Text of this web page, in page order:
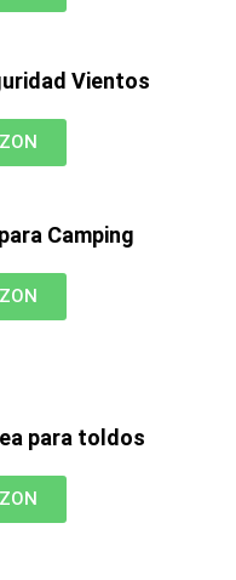
Vientos
Camping
para toldos